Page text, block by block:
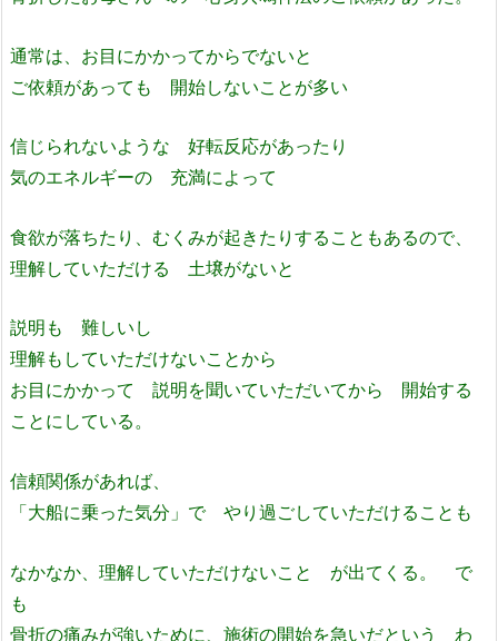
通常は、お目にかかってからでないと
ご依頼があっても 開始しないことが多い
信じられないような 好転反応があったり
気のエネルギーの 充満によって
食欲が落ちたり、むくみが起きたりすることもあるので、
理解していただける 土壌がないと
説明も 難しいし
理解もしていただけないことから
お目にかかって 説明を聞いていただいてから 開始する
ことにしている。
信頼関係があれば、
「大船に乗った気分」で やり過ごしていただけることも
なかなか、理解していただけないこと が出てくる。 で
も
骨折の痛みが強いために、施術の開始を急いだという わ